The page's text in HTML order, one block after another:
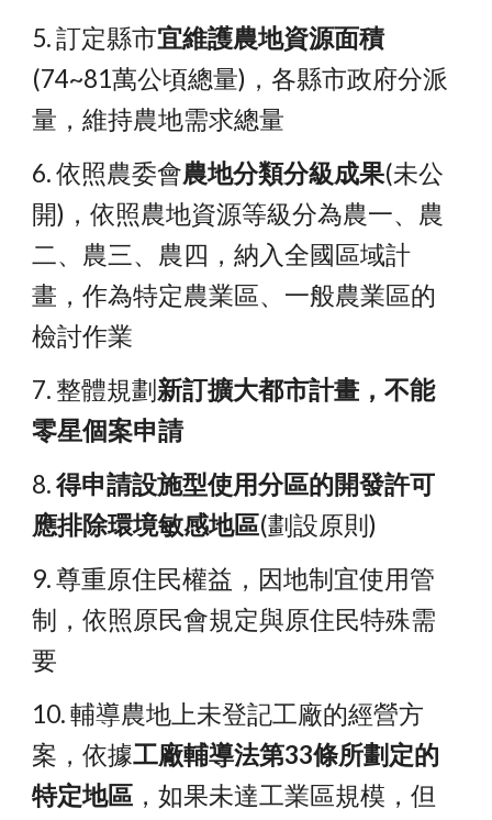
5. 訂定縣市宜維護農地資源面積
(74~81萬公頃總量)，各縣市政府分派
量，維持農地需求總量
6. 依照農委會農地分類分級成果(未公
開)，依照農地資源等級分為農一、農
二、農三、農四，納入全國區域計
畫，作為特定農業區、一般農業區的
檢討作業
7. 整體規劃 新訂擴大都市計畫，不能
零星個案申請
8. 得申請設施型使用分區的開發許可
應排除環境敏感地區(劃設原則)
9. 尊重原住民權益，因地制宜使用管
制，依照原民會規定與原住民特殊需
要
10. 輔導農地上未登記工廠的經營方
案，依據工廠輔導法第33條所劃定的
特定地區 ，如果未達工業區規模，但